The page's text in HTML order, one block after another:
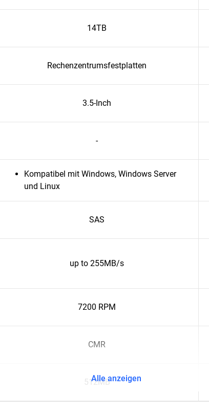
14TB
Rechenzentrumsfestplatten
3.5-Inch
-
Kompatibel mit Windows, Windows Server
und Linux
SAS
up to 255MB/s
7200 RPM
CMR
512MB
Alle anzeigen